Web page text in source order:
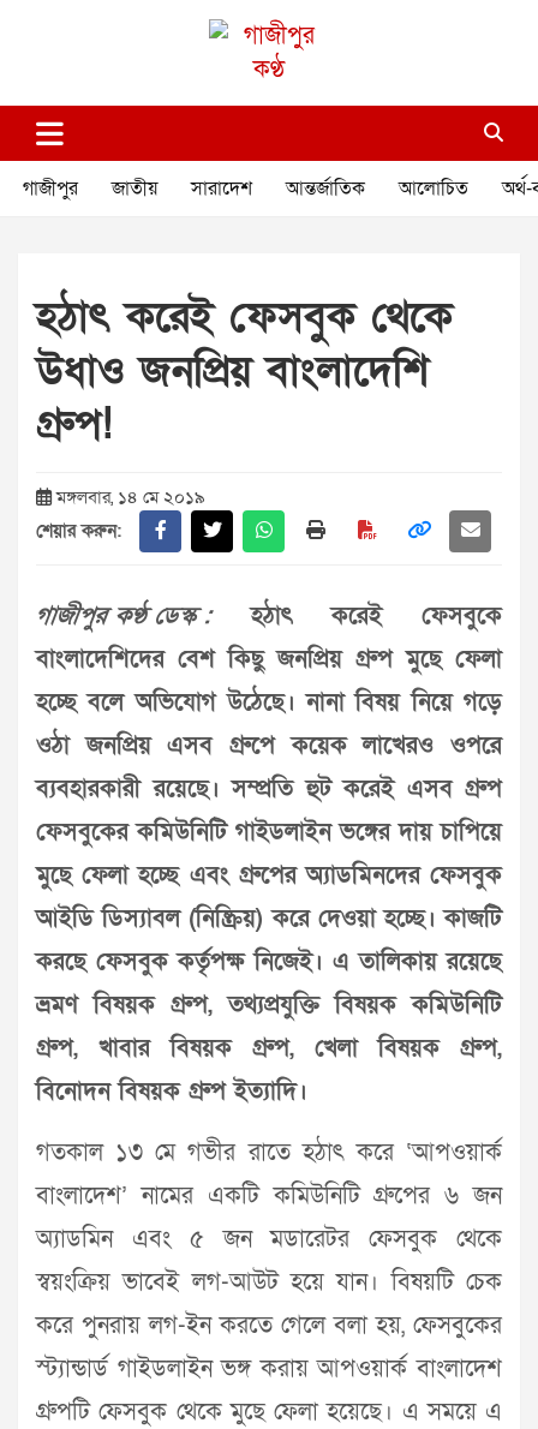
গাজীপুর কণ্ঠ
গাজীপুর জাতীয় সারাদেশ আন্তর্জাতিক আলোচিত অর্থ-
হঠাৎ করেই ফেসবুক থেকে
উধাও জনপ্রিয় বাংলাদেশি
গ্রুপ!
মঙ্গলবার, ১৪ মে ২০১৯
শেয়ার করুন:
গাজীপুর কণ্ঠ ডেস্ক :হঠাৎ করেই ফেসবুকে
বাংলাদেশিদের বেশ কিছু জনপ্রিয় গ্রুপ মুছে ফেলা
হচ্ছে বলে অভিযোগ উঠেছে। নানা বিষয় নিয়ে গড়ে
ওঠা জনপ্রিয় এসব গ্রুপে কয়েক লাখেরও ওপরে
ব্যবহারকারী রয়েছে। সম্প্রতি হুট করেই এসব গ্রুপ
ফেসবুকের কমিউনিটি গাইডলাইন ভঙ্গের দায় চাপিয়ে
মুছে ফেলা হচ্ছে এবং গ্রুপের অ্যাডমিনদের ফেসবুক
আইডি ডিস্যাবল (নিষ্ক্রিয়) করে দেওয়া হচ্ছে। কাজটি
করছে ফেসবুক কর্তৃপক্ষ নিজেই। এ তালিকায় রয়েছে
ভ্রমণ বিষয়ক গ্রুপ, তথ্যপ্রযুক্তি বিষয়ক কমিউনিটি
গ্রুপ, খাবার বিষয়ক গ্রুপ, খেলা বিষয়ক গ্রুপ,
বিনোদন বিষয়ক গ্রুপ ইত্যাদি।
গতকাল ১৩ মে গভীর রাতে হঠাৎ করে ‘আপওয়ার্ক
বাংলাদেশ’ নামের একটি কমিউনিটি গ্রুপের ৬ জন
অ্যাডমিন এবং ৫ জন মডারেটর ফেসবুক থেকে
স্বয়ংক্রিয় ভাবেই লগ-আউট হয়ে যান। বিষয়টি চেক
করে পুনরায় লগ-ইন করতে গেলে বলা হয়, ফেসবুকের
স্ট্যান্ডার্ড গাইডলাইন ভঙ্গ করায় আপওয়ার্ক বাংলাদেশ
গ্রুপটি ফেসবুক থেকে মুছে ফেলা হয়েছে। এ সময়ে এ